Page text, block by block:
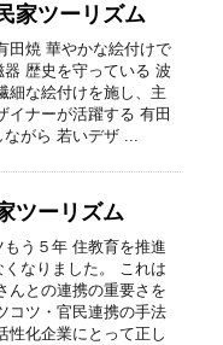
家ツーリズム
田焼 華やかな絵付けで
歴史を守っている 波
細な絵付けを施し、主
イナーが活躍する 有田
がら 若いデザ ...
ツーリズム
う５年 住教育を推進
なりました。 これは
んとの連携の重要さを
コツ・官民連携の手法
性化企業にとって正し